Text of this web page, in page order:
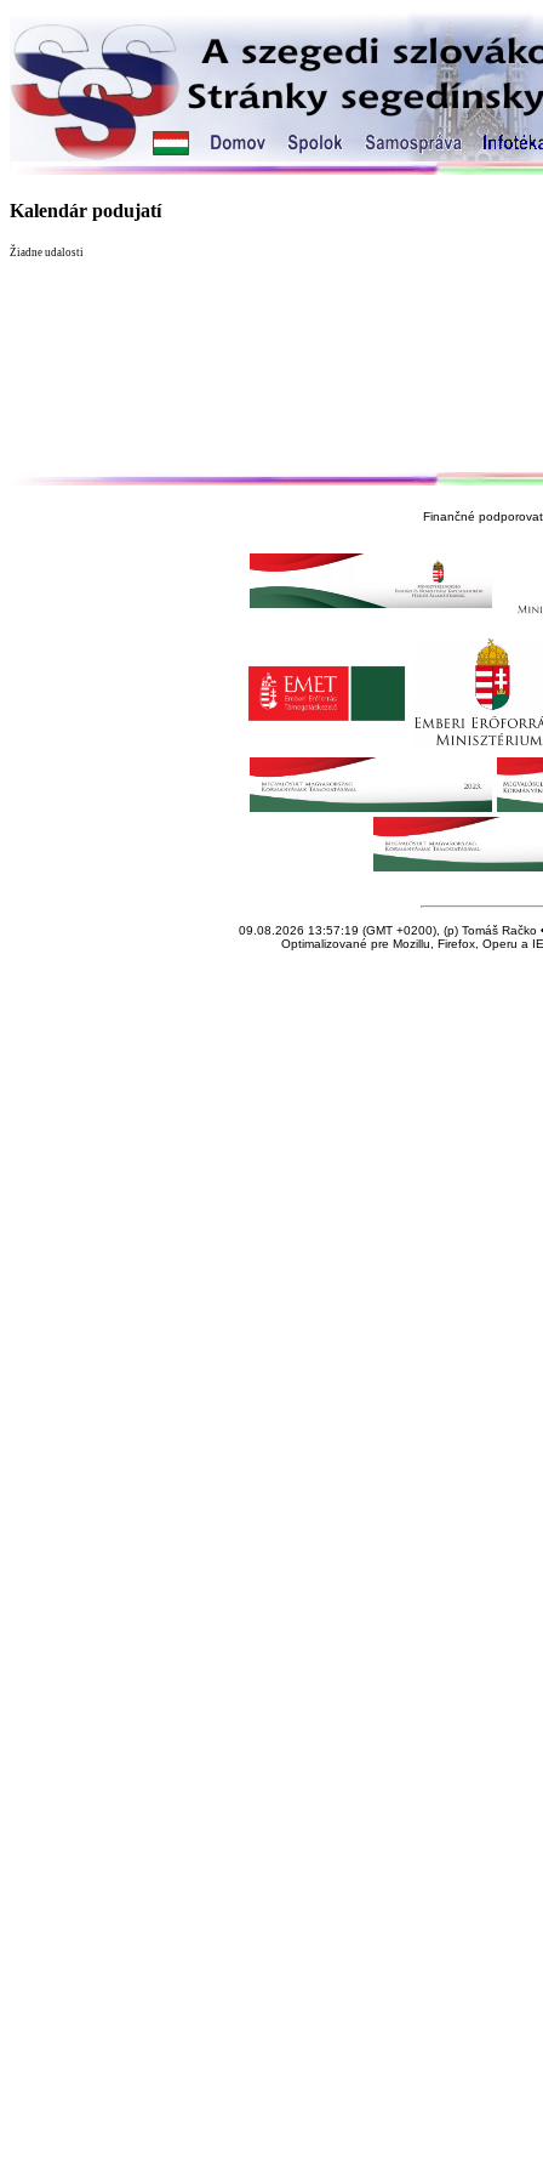
Kalendár podujatí
Žiadne udalosti
Finančné
09.08.2026 13:57:19 (GMT +0200), (p) Tomáš Račko
Optimalizované pre Mozillu, Firefox, Operu a